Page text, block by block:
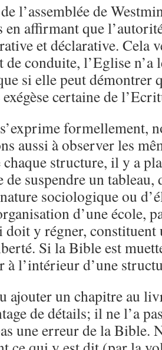
l’assemblée de
affirmant que
et déclarative. Cela
de conduite, l’Eglise
si elle peut démontrer
certaine de
formellement,
aussi à observer les
structure, il y a
de suspendre un tableau,
sociologique ou
d’une école,
y régner, constituent
Si la Bible est
à l’intérieur d’une
ajouter un chapitre au
de détails; il ne l’a
une erreur de la Bible.